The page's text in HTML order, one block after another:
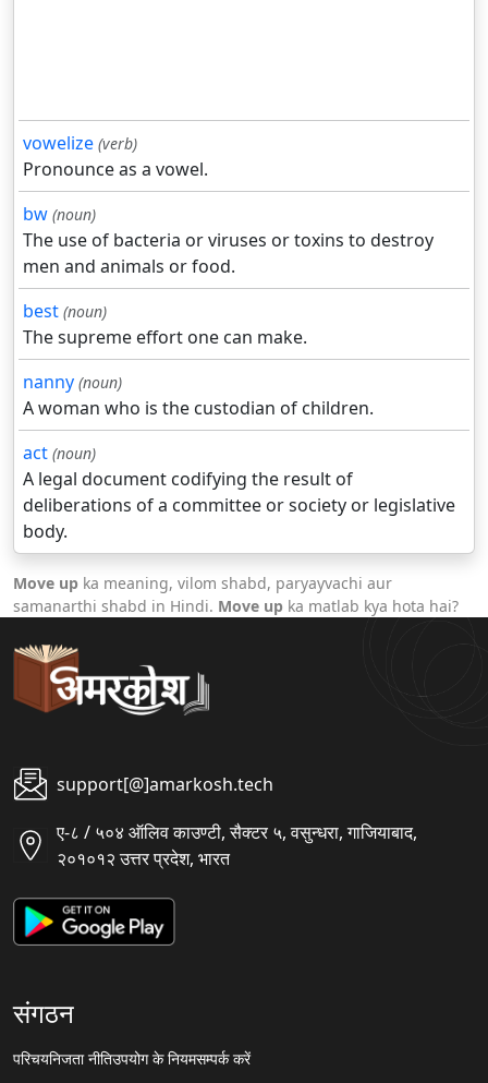
vowelize (verb)
Pronounce as a vowel.
bw (noun)
The use of bacteria or viruses or toxins to destroy
men and animals or food.
best (noun)
The supreme effort one can make.
nanny (noun)
A woman who is the custodian of children.
act (noun)
A legal document codifying the result of
deliberations of a committee or society or legislative
body.
Move up ka meaning, vilom shabd, paryayvachi aur
samanarthi shabd in Hindi. Move up ka matlab kya hota hai?
support[@]amarkosh.tech
ए-८ / ५०४ ऑलिव काउण्टी, सैक्टर ५, वसुन्धरा, गाजियाबाद,
२०१०१२ उत्तर प्रदेश, भारत
संगठन
परिचयनिजता नीतिउपयोग के नियमसम्पर्क करें